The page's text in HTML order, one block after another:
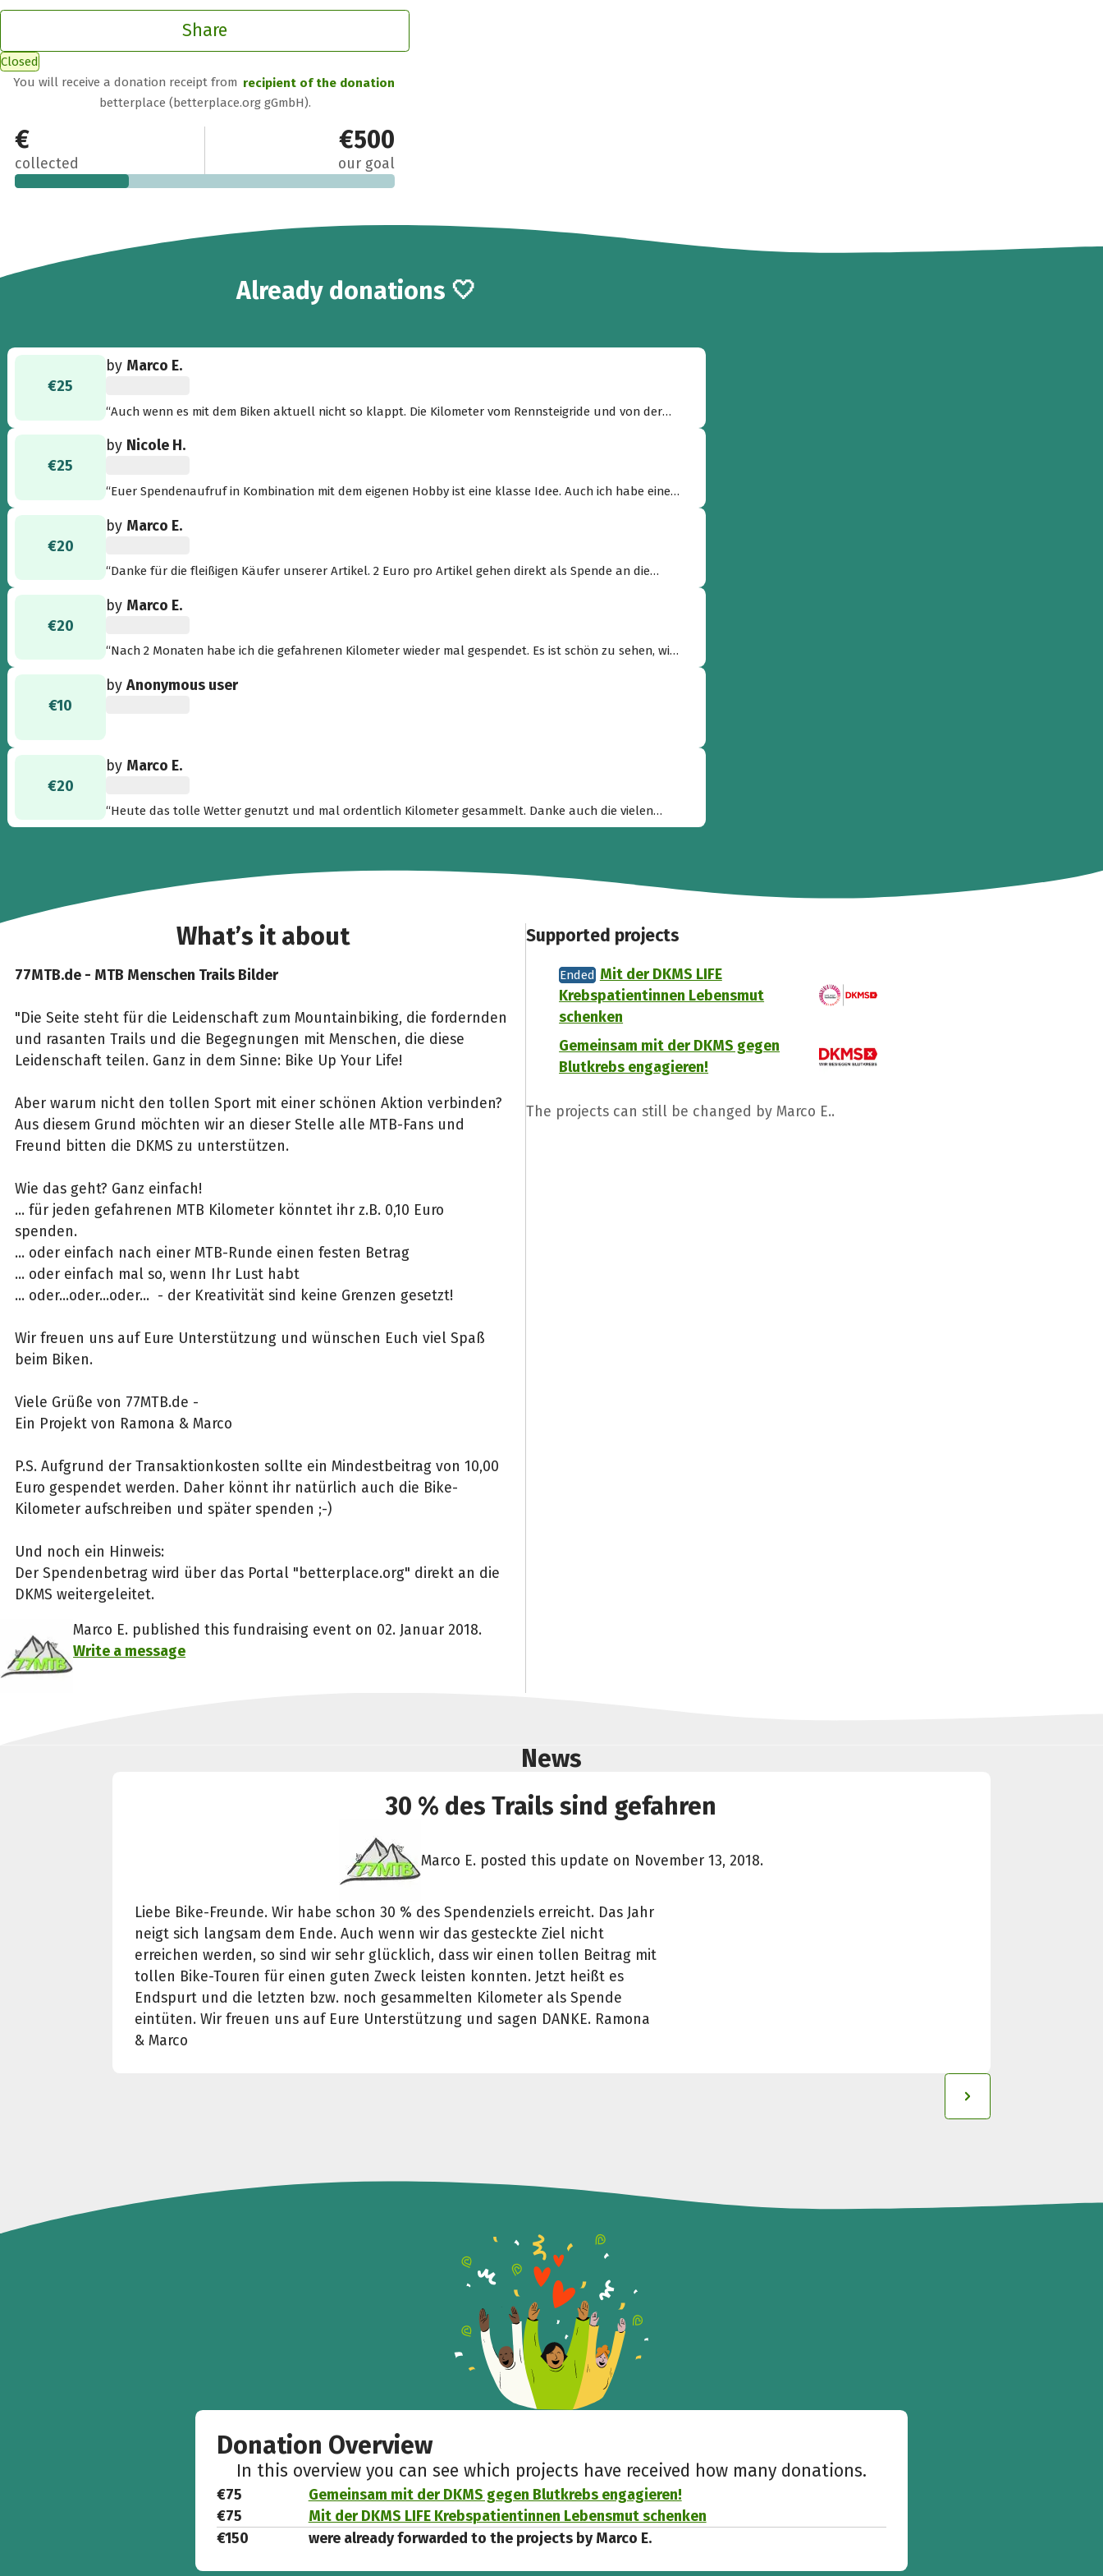
Share
Closed
You will receive a donation receipt from recipient of the donation
betterplace (betterplace.org gGmbH).
€150
collected
€500
our goal
Already 9
donations 🤍
€25
by Marco E.
“Auch wenn es mit dem Biken aktuell nicht so klappt. Die Kilometer vom Rennsteigride und von der
€25
by Nicole H.
“Euer Spendenaufruf in Kombination mit dem eigenen Hobby ist eine klasse Idee. Auch ich habe eine
€20
by Marco E.
“Danke für die fleißigen Käufer unserer Artikel. 2 Euro pro Artikel gehen direkt als Spende an die
Kilometersammler und Logoträger ;-) https://77mtb.de/77fan”
€20
by Marco E.
“Nach 2 Monaten habe ich die gefahrenen Kilometer wieder mal gespendet. Es ist schön zu sehen, wie
€10
byAnonymous user
€20
by Marco E.
“Heute das tolle Wetter genutzt und mal ordentlich Kilometer gesammelt. Danke auch die vielen
Mitstreiter und Unterstützer an diesem Tag. Wir haben unglaubliche 209 Kilometern
What’s it about
77MTB.de - MTB Menschen Trails Bilder
"Die Seite steht für die Leidenschaft zum Mountainbiking, die fordernden
und rasanten Trails und die Begegnungen mit Menschen, die diese
Leidenschaft teilen. Ganz in dem Sinne: Bike Up Your Life!
Aber warum nicht den tollen Sport mit einer schönen Aktion verbinden?
Aus diesem Grund möchten wir an dieser Stelle alle MTB-Fans und
Freund bitten die DKMS zu unterstützen.
Wie das geht? Ganz einfach!
... für jeden gefahrenen MTB Kilometer könntet ihr z.B. 0,10 Euro
spenden.
... oder einfach nach einer MTB-Runde einen festen Betrag
... oder einfach mal so, wenn Ihr Lust habt
... oder...oder...oder... - der Kreativität sind keine Grenzen gesetzt!
Wir freuen uns auf Eure Unterstützung und wünschen Euch viel Spaß
beim Biken.
Viele Grüße von 77MTB.de -
Ein Projekt von Ramona & Marco
P.S. Aufgrund der Transaktionkosten sollte ein Mindestbeitrag von 10,00
Euro gespendet werden. Daher könnt ihr natürlich auch die Bike-
Kilometer aufschreiben und später spenden ;-)
Und noch ein Hinweis:
Der Spendenbetrag wird über das Portal "betterplace.org" direkt an die
DKMS weitergeleitet.
Marco E. published this fundraising event on 02. Januar 2018.
Write a message
Supported projects
Ended Mit der DKMS LIFE
Krebspatientinnen Lebensmut
schenken
Gemeinsam mit der DKMS gegen
Blutkrebs engagieren!
The projects can still be changed by Marco E..
News
30 % des Trails sind gefahren
Marco E. posted this update on November 13, 2018.
Liebe Bike-Freunde. Wir habe schon 30 % des Spendenziels erreicht. Das Jahr
neigt sich langsam dem Ende. Auch wenn wir das gesteckte Ziel nicht
erreichen werden, so sind wir sehr glücklich, dass wir einen tollen Beitrag mit
tollen Bike-Touren für einen guten Zweck leisten konnten. Jetzt heißt es
Endspurt und die letzten bzw. noch gesammelten Kilometer als Spende
eintüten. Wir freuen uns auf Eure Unterstützung und sagen DANKE. Ramona
& Marco
Donation Overview
In this overview you can see which projects have received how many donations.
€75
Gemeinsam mit der DKMS gegen Blutkrebs engagieren!
€75
Mit der DKMS LIFE Krebspatientinnen Lebensmut schenken
€150
were already forwarded to the projects by Marco E.